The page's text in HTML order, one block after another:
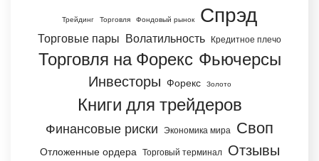
Трейдинг Торговля Фондовый рынок Спрэд
Торговые пары Волатильность Кредитное плечо
Торговля на Форекс Фьючерсы
Инвесторы Форекс Золото
Книги для трейдеров
Финансовые риски Экономика мира Своп
Отложенные ордера Торговый терминал Отзывы